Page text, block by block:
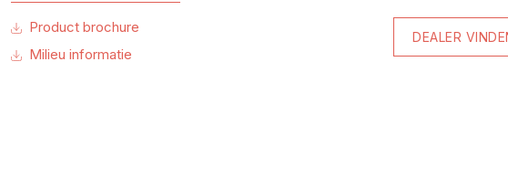
Product brochure
Milieu informatie
DEALER